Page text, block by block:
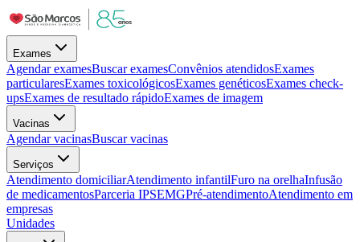
Exames
Agendar examesBuscar examesConvênios atendidosExames
particularesExames toxicológicosExames genéticosExames check-
upsExames de resultado rápidoExames de imagem
Vacinas
Agendar vacinasBuscar vacinas
Serviços
Atendimento domiciliarAtendimento infantilFuro na orelhaInfusão
de medicamentosParceria IPSEMGPré-atendimentoAtendimento em
empresas
Unidades